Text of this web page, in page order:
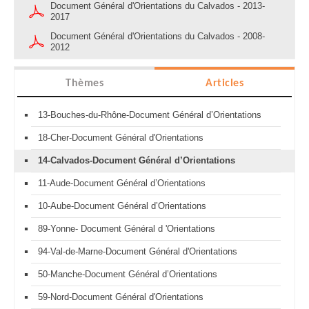
Document Général d'Orientations du Calvados - 2013-
2017
Document Général d'Orientations du Calvados - 2008-
2012
Thèmes Articles
13-Bouches-du-Rhône-Document Général d’Orientations
18-Cher-Document Général d'Orientations
14-Calvados-Document Général d’Orientations
11-Aude-Document Général d’Orientations
10-Aube-Document Général d’Orientations
89-Yonne- Document Général d 'Orientations
94-Val-de-Marne-Document Général d'Orientations
50-Manche-Document Général d’Orientations
59-Nord-Document Général d'Orientations